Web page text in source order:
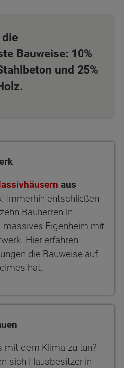
die
Bauweise: 10%
und 25%
aus
: Immerhin entschließen
Bauherren in
massives Eigenheim mit
Hier erfahren
die Bauweise auf
hat.
mit dem Klima zu tun?
sich Hausbesitzer in